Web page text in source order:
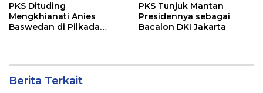
PKS Dituding
Mengkhianati Anies
Baswedan di Pilkada
PKS Tunjuk Mantan
Presidennya sebagai
Bacalon DKI Jakarta
Berita Terkait